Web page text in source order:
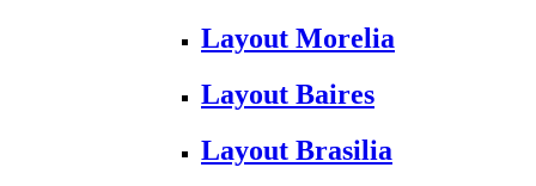
Layout Morelia
Layout Baires
Layout Brasilia